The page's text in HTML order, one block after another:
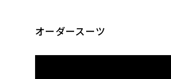
オーダースーツ